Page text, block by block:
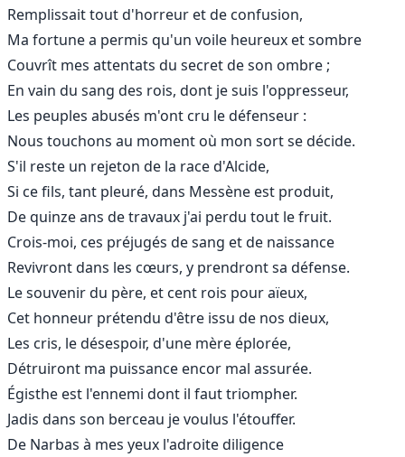
Remplissait tout d'horreur et de confusion,
Ma fortune a permis qu'un voile heureux et sombre
Couvrît mes attentats du secret de son ombre ;
En vain du sang des rois, dont je suis l'oppresseur,
Les peuples abusés m'ont cru le défenseur :
Nous touchons au moment où mon sort se décide.
S'il reste un rejeton de la race d'Alcide,
Si ce fils, tant pleuré, dans Messène est produit,
De quinze ans de travaux j'ai perdu tout le fruit.
Crois-moi, ces préjugés de sang et de naissance
Revivront dans les cœurs, y prendront sa défense.
Le souvenir du père, et cent rois pour aïeux,
Cet honneur prétendu d'être issu de nos dieux,
Les cris, le désespoir, d'une mère éplorée,
Détruiront ma puissance encor mal assurée.
Égisthe est l'ennemi dont il faut triompher.
Jadis dans son berceau je voulus l'étouffer.
De Narbas à mes yeux l'adroite diligence